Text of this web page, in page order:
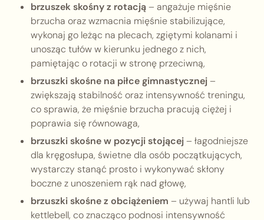
brzuszek skośny z rotacją– angażuje mięśnie
brzucha oraz wzmacnia mięśnie stabilizujące,
wykonaj go leżąc na plecach, zgiętymi kolanami i
unosząc tułów w kierunku jednego z nich,
pamiętając o rotacji w stronę przeciwną,
brzuszki skośne na piłce gimnastycznej–
zwiększają stabilność oraz intensywność treningu,
co sprawia, że mięśnie brzucha pracują ciężej i
poprawia się równowaga,
brzuszki skośne w pozycji stojącej– łagodniejsze
dla kręgosłupa, świetne dla osób początkujących,
wystarczy stanąć prosto i wykonywać skłony
boczne z unoszeniem rąk nad głowę,
brzuszki skośne z obciążeniem – używaj hantli lub
kettlebell, co znacząco podnosi intensywność